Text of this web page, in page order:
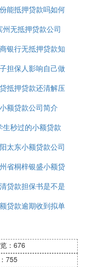
能抵押贷款吗如何
办理
州无抵押贷款公司
银行无抵押贷款知
识介绍
担保人影响自己做
贷款吗
抵押贷款还清解压
小额贷款公司简介
生秒过的小额贷款
太东小额贷款公司
电话
省桐梓银盛小额贷
款有限公司
贷款担保书是不是
取回
贷款逾期收到拟单
：676
755